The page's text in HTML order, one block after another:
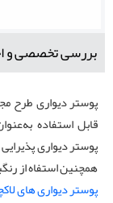
بررسی تخصصی و
پوستر دیواری طرح
قابل استفاده
پوستر دیواری
همچنین استفاه از
پوستر دیواری های